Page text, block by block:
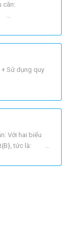
căn:
+
Sử dụng quy
dụng định lí so
Với hai biểu
tức là:
A Ta có: